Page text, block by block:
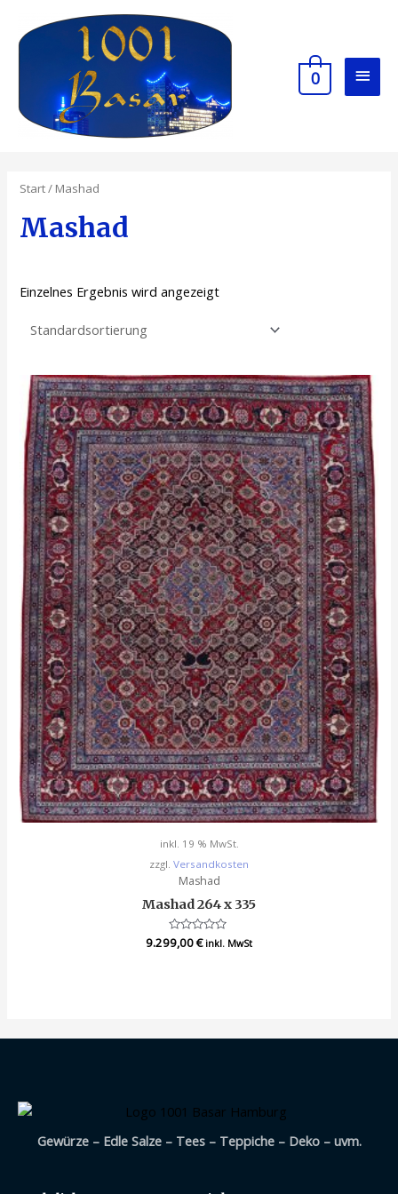
0
Start/ Mashad
Mashad
Einzelnes Ergebnis wird angezeigt
inkl. 19 % MwSt.
zzgl. Versandkosten
Mashad
Mashad 264 x 335
Bewertet
mit
9.299,00€ inkl. MwSt
Gewürze – Edle Salze – Tees – Teppiche – Deko – uvm.